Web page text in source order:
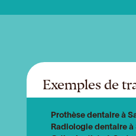
Exemples de
Prothèse dentaire à
Radiologie dentaire